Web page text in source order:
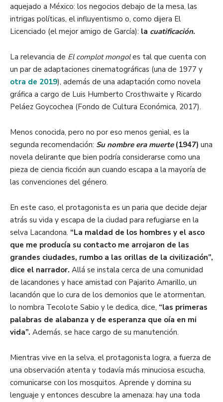
aquejado a México: los negocios debajo de la mesa, las
intrigas políticas, el influyentismo o, como dijera El
Licenciado (el mejor amigo de García): la cuatificación.
La relevancia de El complot mongoles tal que cuenta con
un par de adaptaciones cinematográficas (una de 1977 y
otra de 2019), además de una adaptación como novela
gráfica a cargo de Luis Humberto Crosthwaite y Ricardo
Peláez Goycochea (Fondo de Cultura Económica, 2017).
Menos conocida, pero no por eso menos genial, es la
segunda recomendación: Su nombre era muerte(1947) una
novela delirante que bien podría considerarse como una
pieza de ciencia ficción aun cuando escapa a la mayoría de
las convenciones del género.
En este caso, el protagonista es un paria que decide dejar
atrás su vida y escapa de la ciudad para refugiarse en la
selva Lacandona. “La maldad de los hombres y el asco
que me producía su contacto me arrojaron de las
grandes ciudades, rumbo a las orillas de la civilización”,
dice el narrador. Allá se instala cerca de una comunidad
de lacandones y hace amistad con Pajarito Amarillo, un
lacandón que lo cura de los demonios que le atormentan,
lo nombra Tecolote Sabio y le dedica, dice, “las primeras
palabras de alabanza y de esperanza que oía en mi
vida”. Además, se hace cargo de su manutención.
Mientras vive en la selva, el protagonista logra, a fuerza de
una observación atenta y todavía más minuciosa escucha,
comunicarse con los mosquitos. Aprende y domina su
lenguaje y entonces descubre la amenaza: hay una toda